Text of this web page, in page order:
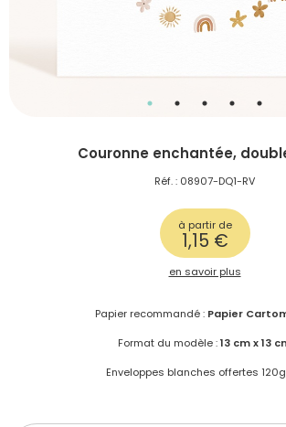
Couronne enchantée,
Réf. : 08907-DQ1-RV
à partir de
1,15 €
en savoir plus
Papier recommandé :Papier
Format du modèle :13 cm x 13
Enveloppes blanches offertes